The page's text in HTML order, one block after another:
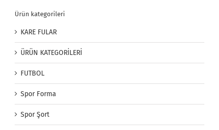
Ürün kategorileri
KARE FULAR
ÜRÜN KATEGORİLERİ
FUTBOL
Spor Forma
Spor Şort